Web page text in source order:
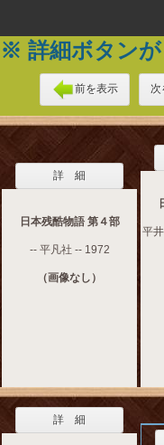
※ 詳細ボタンが
前を表示 次
詳 細
日本残酷物語 第４部
-- 平凡社 -- 1972
（画像なし）
平
詳 細